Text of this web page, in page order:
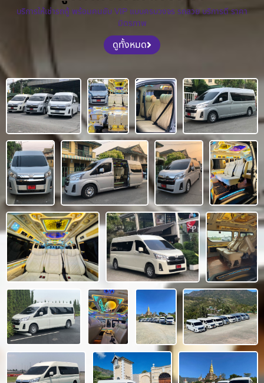
บริการให้เช่ารถตู้ พร้อมคนขับ VIP แบบครบวงจร รถสวย บริการดี ราคา
มิตรภาพ
ดูทั้งหมด